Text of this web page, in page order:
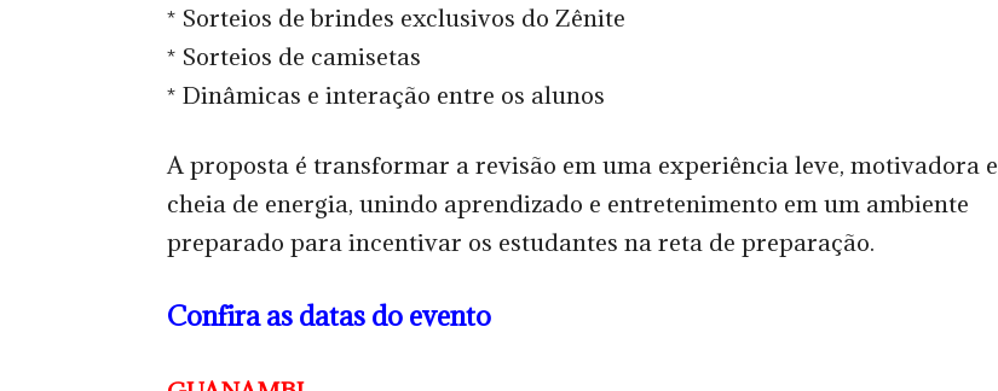
* Sorteios de brindes exclusivos do Zênite
* Sorteios de camisetas
* Dinâmicas e interação entre os alunos
A proposta é transformar a revisão em uma experiência leve, motivadora e
cheia de energia, unindo aprendizado e entretenimento em um ambiente
preparado para incentivar os estudantes na reta de preparação.
Confira as datas do evento